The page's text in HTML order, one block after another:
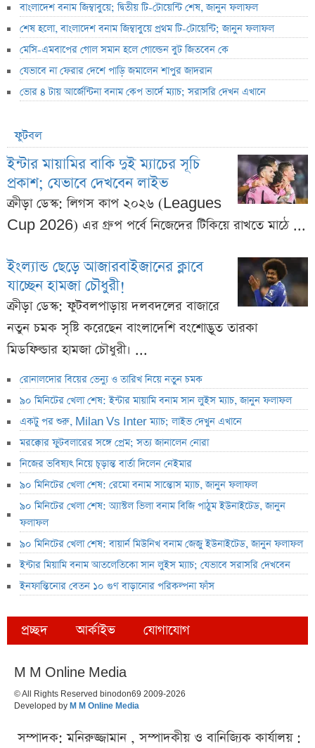
বাংলাদেশ বনাম জিম্বাবুয়ে; দ্বিতীয় টি-টোয়েন্টি শেষ, জানুন ফলাফল
শেষ হলো, বাংলাদেশ বনাম জিম্বাবুয়ে প্রথম টি-টোয়েন্টি; জানুন ফলাফল
মেসি-এমবাপের গোল সমান হলে গোল্ডেন বুট জিতবেন কে
যেভাবে না ফেরার দেশে পাড়ি জমালেন শাপুর জাদরান
ভোর ৪ টায় আর্জেন্টিনা বনাম কেপ ভার্দে ম্যাচ; সরাসরি দেখন এখানে
ফুটবল
ইন্টার মায়ামির বাকি দুই ম্যাচের সূচি
প্রকাশ; যেভাবে দেখবেন লাইভ
ক্রীড়া ডেস্ক: লিগস কাপ ২০২৬ (Leagues
Cup 2026) এর গ্রুপ পর্বে নিজেদের টিকিয়ে রাখতে মাঠে ...
ইংল্যান্ড ছেড়ে আজারবাইজানের ক্লাবে
যাচ্ছেন হামজা চৌধুরী!
ক্রীড়া ডেস্ক: ফুটবলপাড়ায় দলবদলের বাজারে
নতুন চমক সৃষ্টি করেছেন বাংলাদেশি বংশোদ্ভূত তারকা
মিডফিল্ডার হামজা চৌধুরী। ...
রোনালদোর বিয়ের ভেন্যু ও তারিখ নিয়ে নতুন চমক
৯০ মিনিটের খেলা শেষ: ইন্টার মায়ামি বনাম সান লুইস ম্যাচ, জানুন ফলাফল
একটু পর শুরু, Milan Vs Inter ম্যাচ; লাইভ দেখুন এখানে
মরক্কোর ফুটবলারের সঙ্গে প্রেম; সত্য জানালেন নোরা
নিজের ভবিষ্যৎ নিয়ে চূড়ান্ত বার্তা দিলেন নেইমার
৯০ মিনিটের খেলা শেষ: রেমো বনাম সান্তোস ম্যাচ, জানুন ফলাফল
৯০ মিনিটের খেলা শেষ: অ্যাস্টল ভিলা বনাম বিজি পাঠুম ইউনাইটেড, জানুন
ফলাফল
৯০ মিনিটের খেলা শেষ: বায়ার্ন মিউনিখ বনাম জেজু ইউনাইটেড, জানুন ফলাফল
ইন্টার মিয়ামি বনাম আতলেতিকো সান লুইস ম্যাচ; যেভাবে সরাসরি দেখবেন
ইনফান্তিনোর বেতন ১০ গুণ বাড়ানোর পরিকল্পনা ফাঁস
প্রচ্ছদ আর্কাইভ যোগাযোগ
M M Online Media
© All Rights Reserved binodon69 2009-2026
Developed by M M Online Media
সম্পাদক: মনিরুজ্জামান , সম্পাদকীয় ও বানিজ্যিক কার্যালয় :